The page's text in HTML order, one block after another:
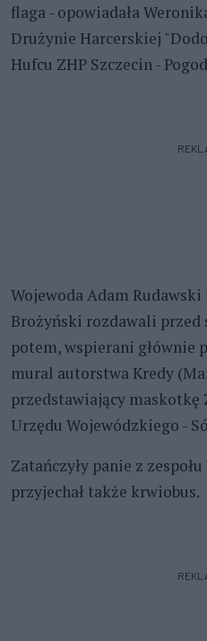
flaga - opowiadała
Drużynie Harcerskiej
Hufcu ZHP Szczecin -
Wojewoda Adam
Brożyński rozdawali przed
potem, wspierani głównie
mural autorstwa Kredy
przedstawiający
Urzędu Wojewódzkiego -
Zatańczyły panie z
przyjechał także krwiobus.